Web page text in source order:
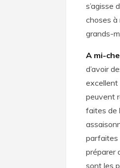
s’agisse
choses à
grands-
A mi-
d’avoir
excellent
peuvent
faites de
parfaites
préparer
sont les